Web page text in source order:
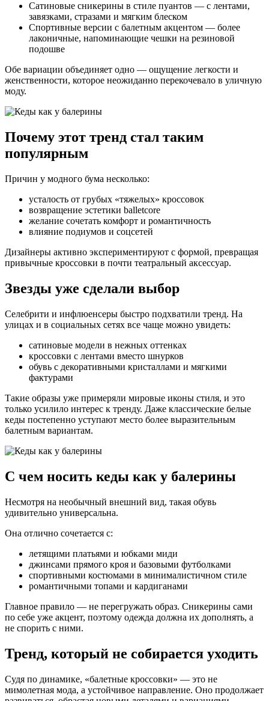
Сатиновые сникерины в стиле пуантов — с лентами,
завязками, стразами и мягким блеском
Спортивные версии с балетным акцентом — более
лаконичные, напоминающие чешки на резиновой
подошве
Обе вариации объединяет одно — ощущение легкости и
женственности, которое неожиданно перекочевало в уличную
моду.
Почему этот тренд стал таким
популярным
Причин у модного бума несколько:
усталость от грубых «тяжелых» кроссовок
возвращение эстетики balletcore
желание сочетать комфорт и романтичность
влияние подиумов и соцсетей
Дизайнеры активно экспериментируют с формой, превращая
привычные кроссовки в почти театральный аксессуар.
Звезды уже сделали выбор
Селебрити и инфлюенсеры быстро подхватили тренд. На
улицах и в социальных сетях все чаще можно увидеть:
сатиновые модели в нежных оттенках
кроссовки с лентами вместо шнурков
обувь с декоративными кристаллами и мягкими
фактурами
Такие образы уже примеряли мировые иконы стиля, и это
только усилило интерес к тренду. Даже классические белые
кеды постепенно уступают место более выразительным
балетным вариантам.
С чем носить кеды как у балерины
Несмотря на необычный внешний вид, такая обувь
удивительно универсальна.
Она отлично сочетается с:
летящими платьями и юбками миди
джинсами прямого кроя и базовыми футболками
спортивными костюмами в минималистичном стиле
романтичными топами и кардиганами
Главное правило — не перегружать образ. Сникерины сами
по себе уже акцент, поэтому одежда должна их дополнять, а
не спорить с ними.
Тренд, который не собирается уходить
Судя по динамике, «балетные кроссовки» — это не
мимолетная мода, а устойчивое направление. Оно продолжает